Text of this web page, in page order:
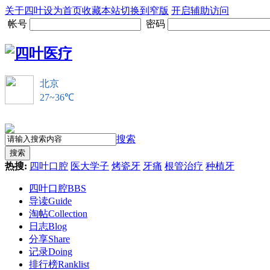
关于四叶设为首页收藏本站切换到窄版 开启辅助访问
帐号
密码
搜索
搜索
热搜: 四叶口腔 医大学子 烤瓷牙 牙痛 根管治疗 种植牙
四叶口腔BBS
导读Guide
淘帖Collection
日志Blog
分享Share
记录Doing
排行榜Ranklist